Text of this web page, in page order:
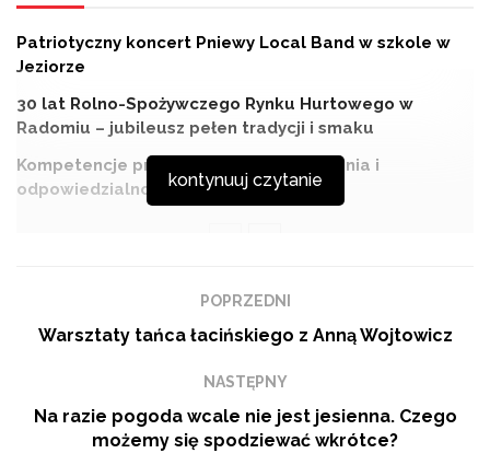
Patriotyczny koncert Pniewy Local Band w szkole w
Jeziorze
30 lat Rolno-Spożywczego Rynku Hurtowego w
Radomiu – jubileusz pełen tradycji i smaku
Kompetencje premiera: Kluczowe zadania i
odpowiedzialności w rządzie
W Mazowieckim Centrum Sztuki Współczesnej
Elektrownia w Radomiu odbył się wernisaż wystawy
rzeźby, instalacje – sztuka, która prowokuje i zmusza do
myślenia! Jedną z najbardziej intrygujących prac był
srebrny mózg wysadzany szafirami. Czy żyjemy w erze
kontynuuj czytanie
POPRZEDNI
Warsztaty tańca łacińskiego z Anną Wojtowicz
NASTĘPNY
Na razie pogoda wcale nie jest jesienna. Czego
możemy się spodziewać wkrótce?